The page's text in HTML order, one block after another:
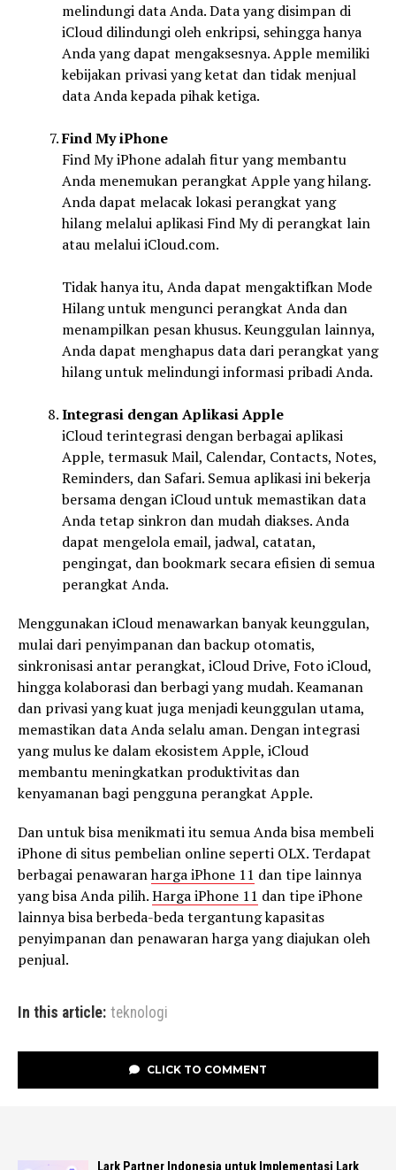
melindungi data Anda. Data yang disimpan di
iCloud dilindungi oleh enkripsi, sehingga hanya
Anda yang dapat mengaksesnya. Apple memiliki
kebijakan privasi yang ketat dan tidak menjual
data Anda kepada pihak ketiga.
Find My iPhone
Find My iPhone adalah fitur yang membantu
Anda menemukan perangkat Apple yang hilang.
Anda dapat melacak lokasi perangkat yang
hilang melalui aplikasi Find My di perangkat lain
atau melalui iCloud.com.
Tidak hanya itu, Anda dapat mengaktifkan Mode
Hilang untuk mengunci perangkat Anda dan
menampilkan pesan khusus. Keunggulan lainnya,
Anda dapat menghapus data dari perangkat yang
hilang untuk melindungi informasi pribadi Anda.
Integrasi dengan Aplikasi Apple
iCloud terintegrasi dengan berbagai aplikasi
Apple, termasuk Mail, Calendar, Contacts, Notes,
Reminders, dan Safari. Semua aplikasi ini bekerja
bersama dengan iCloud untuk memastikan data
Anda tetap sinkron dan mudah diakses. Anda
dapat mengelola email, jadwal, catatan,
pengingat, dan bookmark secara efisien di semua
perangkat Anda.
Menggunakan iCloud menawarkan banyak keunggulan,
mulai dari penyimpanan dan backup otomatis,
sinkronisasi antar perangkat, iCloud Drive, Foto iCloud,
hingga kolaborasi dan berbagi yang mudah. Keamanan
dan privasi yang kuat juga menjadi keunggulan utama,
memastikan data Anda selalu aman. Dengan integrasi
yang mulus ke dalam ekosistem Apple, iCloud
membantu meningkatkan produktivitas dan
kenyamanan bagi pengguna perangkat Apple.
Dan untuk bisa menikmati itu semua Anda bisa membeli
iPhone di situs pembelian online seperti OLX. Terdapat
berbagai penawaranharga iPhone 11 dan tipe lainnya
yang bisa Anda pilih.Harga iPhone 11 dan tipe iPhone
lainnya bisa berbeda-beda tergantung kapasitas
penyimpanan dan penawaran harga yang diajukan oleh
penjual.
In this article: teknologi
CLICK TO COMMENT
Lark Partner Indonesia untuk Implementasi Lark